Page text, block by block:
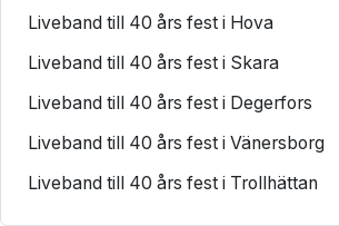
Liveband till 40 års fest i Hova
Liveband till 40 års fest i Skara
Liveband till 40 års fest i Degerfors
Liveband till 40 års fest i Vänersborg
Liveband till 40 års fest i Trollhättan